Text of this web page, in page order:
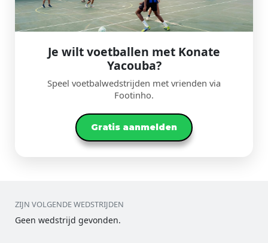
Je wilt voetballen met Konate
Yacouba?
Speel voetbalwedstrijden met vrienden via
Footinho.
Gratis aanmelden
ZIJN VOLGENDE WEDSTRIJDEN
Geen wedstrijd gevonden.